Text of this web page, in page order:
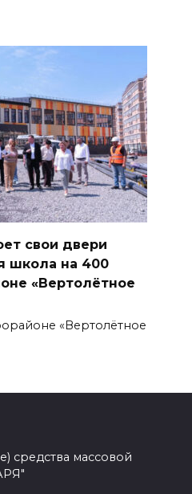
свои двери
школа на 400
«Вертолётное
«Вертолётное
средства массовой